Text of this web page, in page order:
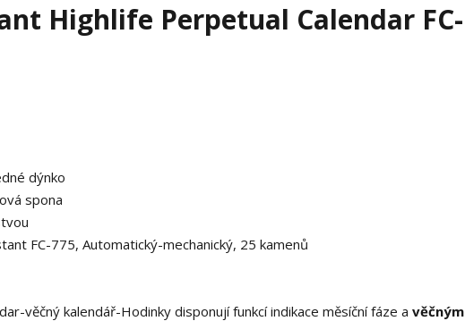
Highlife Perpetual Calendar FC-
dýnko
spona
FC-775, Automatický-mechanický, 25 kamenů
věčný kalendář-Hodinky disponují funkcí indikace měsíční fáze a věčným